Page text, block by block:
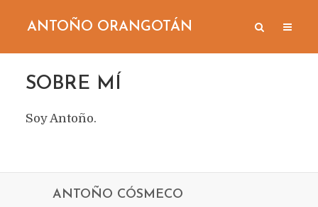
ANTOÑO ORANGOTÁN
SOBRE MÍ
Soy Antoño.
ANTOÑO CÓSMECO